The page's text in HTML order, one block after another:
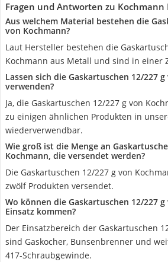
Fragen und Antworten zu
Aus welchem Material bestehen die
von Kochmann?
Laut Hersteller bestehen die
Kochmann aus Metall und sind in einer
Lassen sich die Gaskartuschen 12/227
verwenden?
Ja, die Gaskartuschen 12/227 g von
zu einigen ähnlichen Produkten in
wiederverwendbar.
Wie groß ist die Menge an
Kochmann, die versendet werden?
Die Gaskartuschen 12/227 g von
zwölf Produkten versendet.
Wo können die Gaskartuschen 12/227
Einsatz kommen?
Der Einsatzbereich der Gaskartuschen
sind Gaskocher, Bunsenbrenner und
417-Schraubgewinde.